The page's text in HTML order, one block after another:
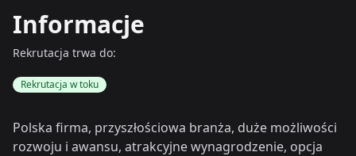
Informacje
Rekrutacja trwa do:
Rekrutacja w toku
Polska firma, przyszłościowa branża, duże możliwości
rozwoju i awansu, atrakcyjne wynagrodzenie, opcja